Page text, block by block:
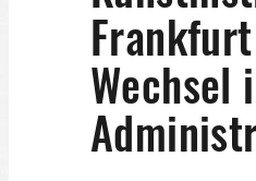
Wechsel